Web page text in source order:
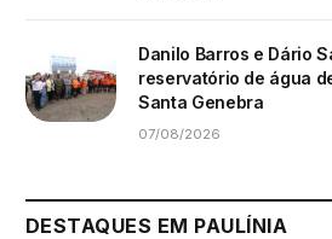
Danilo Barros e Dário
reservatório de água
Santa Genebra
07/08/2026
DESTAQUES EM PAULÍNIA